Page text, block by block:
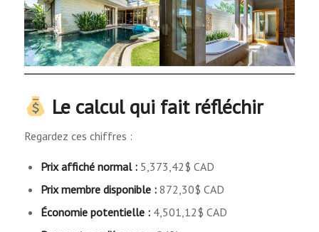
Le calcul qui fait réfléchir
Regardez ces chiffres :
Prix affiché normal :5,373,42$ CAD
Prix membre disponible :872,30$ CAD
Économie potentielle :4,501,12$ CAD